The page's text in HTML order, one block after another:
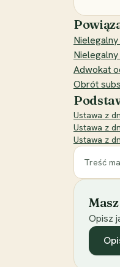
Adwokat
Obrót
Ustawa z
Ustawa z
Ustawa z
Treść
Opisz